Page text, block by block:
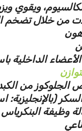
ويقوي
من خلال تضخم
الداخلية
الجلوكوز من
(بالإنجليزية:
وظيفة البنكرياس